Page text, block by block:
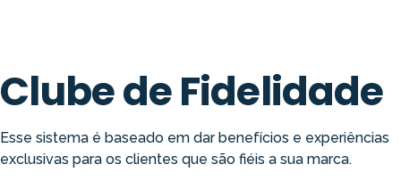
Clube de Fidelidade
Esse sistema é baseado em dar benefícios e experiências
exclusivas para os clientes que são fiéis a sua marca.